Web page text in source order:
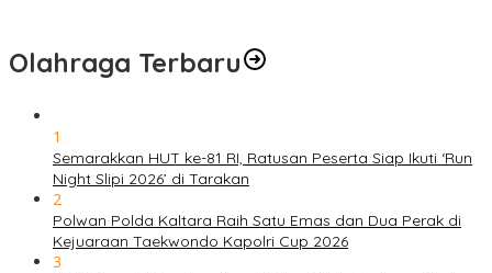
Olahraga Terbaru
1
Semarakkan HUT ke-81 RI, Ratusan Peserta Siap Ikuti ‘Run
Night Slipi 2026’ di Tarakan
2
Polwan Polda Kaltara Raih Satu Emas dan Dua Perak di
Kejuaraan Taekwondo Kapolri Cup 2026
3